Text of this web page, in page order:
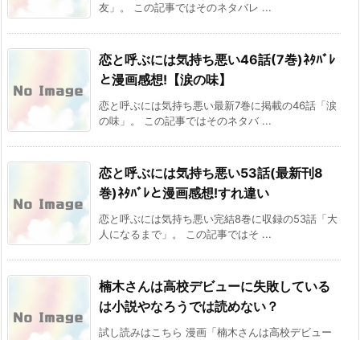
友」。 この記事ではそのネタバレ ...
恋と呼ぶには気持ち悪い46話(7巻)ﾈﾀﾊﾞﾚ
と漫画感想!【涙の味】
恋と呼ぶには気持ち悪い最新7巻に掲載の46話「涙
の味」。 この記事ではそのネタバ ...
恋と呼ぶには気持ち悪い53話(最新刊8
巻)ﾈﾀﾊﾞﾚと漫画感想!すれ違い
恋と呼ぶには気持ち悪い完結8巻に収録の53話「大
人になるまで」。 この記事ではそ ...
楠木さんは高校デビューに失敗している
は小説やなろうでは読めない？
試し読みはこちら 漫画「楠木さんは高校デビュー